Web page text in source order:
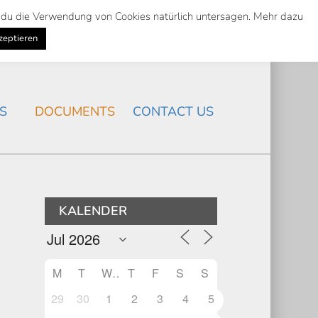
Suche
Search
NEWS
DOCUMENTS CONTACT US
KALENDER
M T W T F S
S
29
30 1 2 3 4
5
die Verwendung von Cookies natürlich untersagen. Mehr dazu